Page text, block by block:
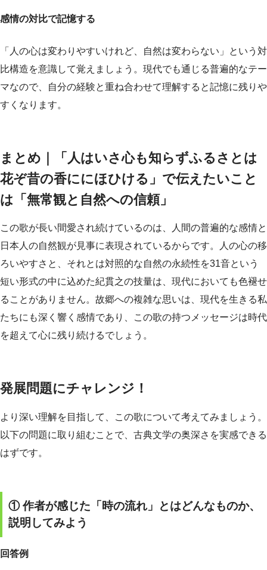
感情の対比で記憶する
「人の心は変わりやすいけれど、自然は変わらない」という対
比構造を意識して覚えましょう。現代でも通じる普遍的なテー
マなので、自分の経験と重ね合わせて理解すると記憶に残りや
すくなります。
まとめ｜「人はいさ心も知らずふるさとは
花ぞ昔の香ににほひける」で伝えたいこと
は「無常観と自然への信頼」
この歌が長い間愛され続けているのは、人間の普遍的な感情と
日本人の自然観が見事に表現されているからです。人の心の移
ろいやすさと、それとは対照的な自然の永続性を31音という
短い形式の中に込めた紀貫之の技量は、現代においても色褪せ
ることがありません。故郷への複雑な思いは、現代を生きる私
たちにも深く響く感情であり、この歌の持つメッセージは時代
を超えて心に残り続けるでしょう。
発展問題にチャレンジ！
より深い理解を目指して、この歌について考えてみましょう。
以下の問題に取り組むことで、古典文学の奥深さを実感できる
はずです。
① 作者が感じた「時の流れ」とはどんなものか、
説明してみよう
回答例